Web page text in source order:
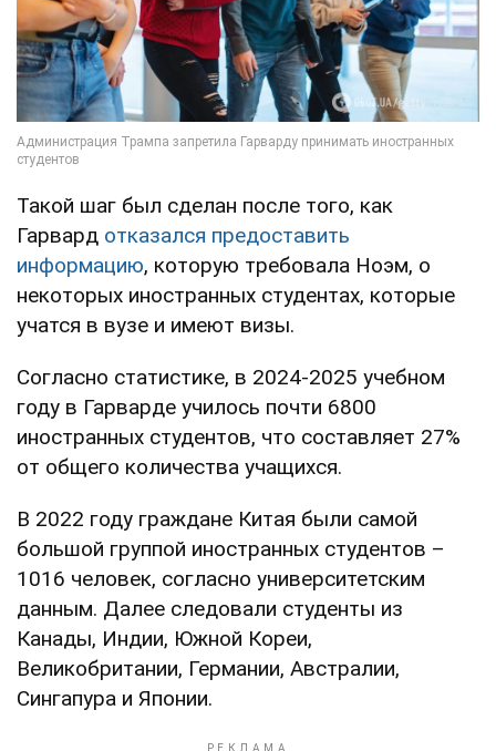
Такой шаг был сделан после того, как
Гарвард отказался предоставить
информацию, которую требовала Ноэм, о
некоторых иностранных студентах, которые
учатся в вузе и имеют визы.
Согласно статистике, в 2024-2025 учебном
году в Гарварде училось почти 6800
иностранных студентов, что составляет 27%
от общего количества учащихся.
В 2022 году граждане Китая были самой
большой группой иностранных студентов –
1016 человек, согласно университетским
данным. Далее следовали студенты из
Канады, Индии, Южной Кореи,
Великобритании, Германии, Австралии,
Сингапура и Японии.